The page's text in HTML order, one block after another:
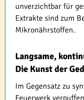
unverzichtbar für
Extrakte sind zum
Mikronährstoffen.
Langsame,
Die Kunst der
Im Gegensatz zu
Feuerwerk